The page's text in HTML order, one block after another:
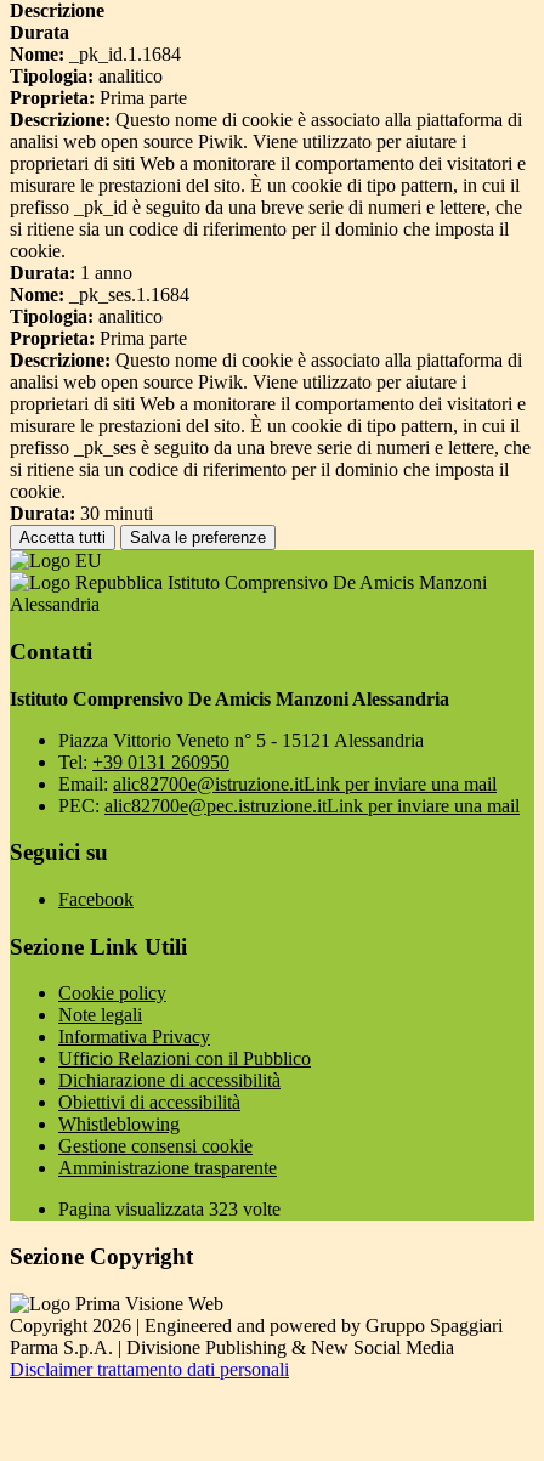
Descrizione
Durata
Nome: _pk_id.1.1684
Tipologia: analitico
Proprieta: Prima parte
Descrizione: Questo nome di cookie è associato alla piattaforma di
analisi web open source Piwik. Viene utilizzato per aiutare i
proprietari di siti Web a monitorare il comportamento dei visitatori e
misurare le prestazioni del sito. È un cookie di tipo pattern, in cui il
prefisso _pk_id è seguito da una breve serie di numeri e lettere, che
si ritiene sia un codice di riferimento per il dominio che imposta il
cookie.
Durata: 1 anno
Nome: _pk_ses.1.1684
Tipologia: analitico
Proprieta: Prima parte
Descrizione: Questo nome di cookie è associato alla piattaforma di
analisi web open source Piwik. Viene utilizzato per aiutare i
proprietari di siti Web a monitorare il comportamento dei visitatori e
misurare le prestazioni del sito. È un cookie di tipo pattern, in cui il
prefisso _pk_ses è seguito da una breve serie di numeri e lettere, che
si ritiene sia un codice di riferimento per il dominio che imposta il
cookie.
Durata: 30 minuti
Accetta tutti Salva le preferenze
Istituto Comprensivo De Amicis Manzoni
Alessandria
Contatti
Istituto Comprensivo De Amicis Manzoni Alessandria
Piazza Vittorio Veneto n° 5 - 15121 Alessandria
Tel: +39 0131 260950
Email: alic82700e@istruzione.itLink per inviare una mail
PEC: alic82700e@pec.istruzione.itLink per inviare una mail
Seguici su
Facebook
Sezione Link Utili
Cookie policy
Note legali
Informativa Privacy
Ufficio Relazioni con il Pubblico
Dichiarazione di accessibilità
Obiettivi di accessibilità
Whistleblowing
Gestione consensi cookie
Amministrazione trasparente
Pagina visualizzata 323 volte
Sezione Copyright
Copyright 2026 | Engineered and powered by Gruppo Spaggiari
Parma S.p.A. | Divisione Publishing & New Social Media
Disclaimer trattamento dati personali